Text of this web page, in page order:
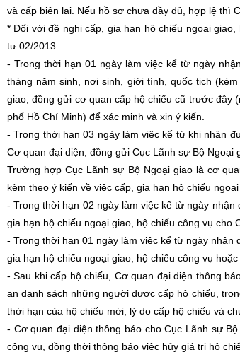
và cấp biên lai. Nếu hồ sơ chưa đầy đủ, hợp lệ thì
* Đối với đề nghị cấp, gia hạn hộ chiếu ngoại
tư 02/2013:
- Trong thời hạn 01 ngày làm việc kể từ ngày
tháng năm sinh, nơi sinh, giới tính, quốc tịch
giao, đồng gửi cơ quan cấp hộ chiếu cũ trước đây
phố Hồ Chí Minh) để xác minh và xin ý kiến.
- Trong thời hạn 03 ngày làm việc kể từ khi nhận
Cơ quan đại diện, đồng gửi Cục Lãnh sự Bộ Ngoại
Trường hợp Cục Lãnh sự Bộ Ngoại giao là cơ
kèm theo ý kiến về việc cấp, gia hạn hộ chiếu
- Trong thời hạn 02 ngày làm việc kể từ ngày
gia hạn hộ chiếu ngoại giao, hộ chiếu công vụ cho
- Trong thời hạn 01 ngày làm việc kể từ ngày
gia hạn hộ chiếu ngoại giao, hộ chiếu công vụ
- Sau khi cấp hộ chiếu, Cơ quan đại diện thông
an danh sách những người được cấp hộ chiếu,
thời hạn của hộ chiếu mới, lý do cấp hộ chiếu và
- Cơ quan đại diện thông báo cho Cục Lãnh sự
công vụ, đồng thời thông báo việc hủy giá trị hộ